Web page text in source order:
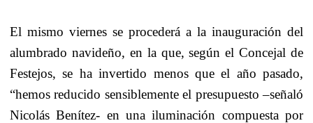
El mismo viernes se procederá a la inauguración del
alumbrado navideño, en la que, según el Concejal de
Festejos, se ha invertido menos que el año pasado,
“hemos reducido sensiblemente el presupuesto –señaló
Nicolás Benítez- en una iluminación compuesta por